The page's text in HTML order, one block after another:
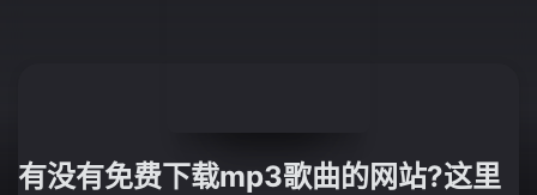
有没有免费下载mp3歌曲的网站?这里